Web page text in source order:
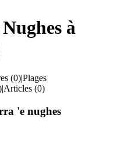
à
(0)|Plages
|Articles (0)
'e nughes